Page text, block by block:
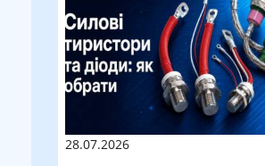
28.07.2026